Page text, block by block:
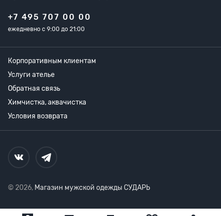
+7 495 707 00 00
ежедневно с 9:00 до 21:00
Корпоративным клиентам
Услуги ателье
Обратная связь
Химчистка, аквачистка
Условия возврата
© 2026, Магазин мужской одежды СУДАРЬ